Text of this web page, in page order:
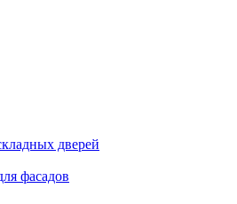
дверей
фасадов